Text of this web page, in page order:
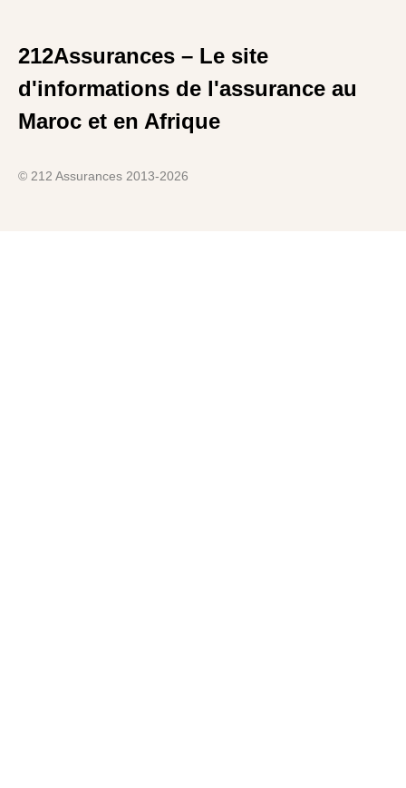
212Assurances – Le site
d'informations de l'assurance au
Maroc et en Afrique
© 212 Assurances 2013-2026